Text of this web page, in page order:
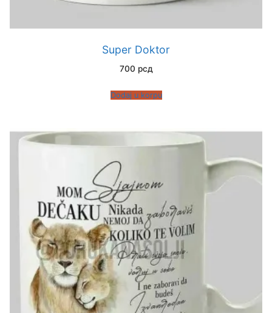
Super Doktor
700 рсд
Dodaj u korpu